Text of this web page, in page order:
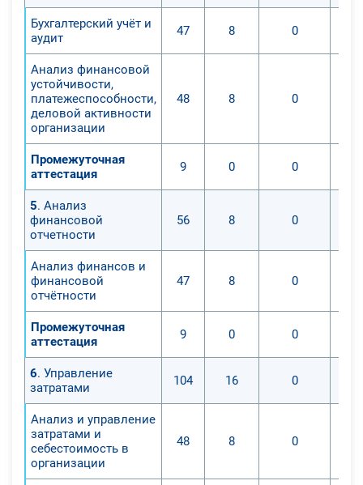
Бухгалтерский учёт и
аудит
47 8 0
Анализ финансовой
устойчивости,
платежеспособности,
деловой активности
организации
48 8 0
Промежуточная
аттестация
9 0 0
5. Анализ
финансовой
отчетности
56 8 0
Анализ финансов и
финансовой
отчётности
47 8 0
Промежуточная
аттестация
9 0 0
6. Управление
затратами
104 16 0
Анализ и управление
затратами и
себестоимость в
организации
48 8 0